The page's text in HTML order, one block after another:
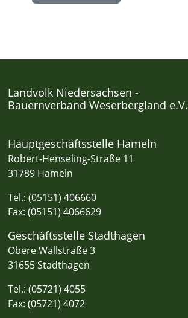
Landvolk Niedersachsen -
Bauernverband Weserbergland e.V.
Hauptgeschäftsstelle Hameln
Robert-Henseling-Straße 11
31789 Hameln
Tel.: (05151) 406660
Fax: (05151) 4066629
Geschäftsstelle Stadthagen
Obere Wallstraße 3
31655 Stadthagen
Tel.: (05721) 4055
Fax: (05721) 4072